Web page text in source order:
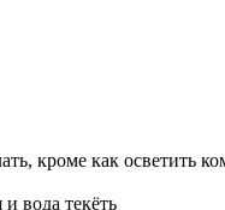
кроме как осветить
вода текёть